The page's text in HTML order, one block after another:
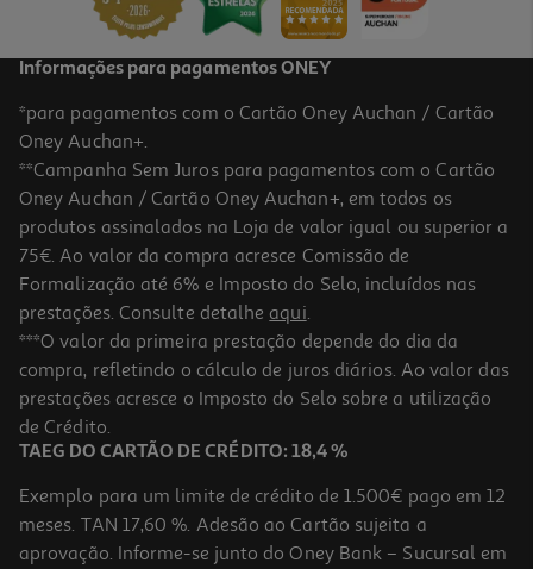
Carregador Multi Qilive 600183071 Br 100w 2usba+2usbc
38.99 €/un
38,99 €
Informações para pagamentos ONEY
*para pagamentos com o Cartão Oney Auchan / Cartão
Oney Auchan+.
**Campanha Sem Juros para pagamentos com o Cartão
Oney Auchan / Cartão Oney Auchan+, em todos os
produtos assinalados na Loja de valor igual ou superior a
75€. Ao valor da compra acresce Comissão de
Formalização até 6% e Imposto do Selo, incluídos nas
prestações. Consulte detalhe aqui.
***O valor da primeira prestação depende do dia da
compra, refletindo o cálculo de juros diários. Ao valor das
prestações acresce o Imposto do Selo sobre a utilização
de Crédito.
TAEG DO CARTÃO DE CRÉDITO: 18,4 %
Exemplo para um limite de crédito de 1.500€ pago em 12
meses. TAN 17,60 %. Adesão ao Cartão sujeita a
aprovação. Informe-se junto do Oney Bank – Sucursal em